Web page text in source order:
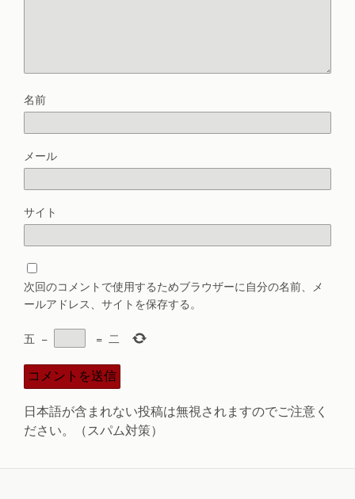
名前
メール
サイト
次回のコメントで使用するためブラウザーに自分の名前、メ
ールアドレス、サイトを保存する。
五 − = 二
日本語が含まれない投稿は無視されますのでご注意く
ださい。（スパム対策）